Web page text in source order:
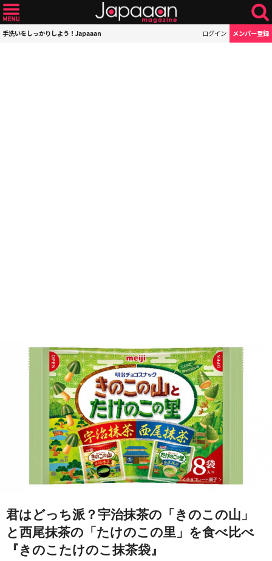
手洗いをしっかりしよう！Japaaan ログイン メンバー登録
君はどっち派？宇治抹茶の「きのこの山」
と西尾抹茶の「たけのこの里」を食べ比べ
『きのこたけのこ抹茶袋』